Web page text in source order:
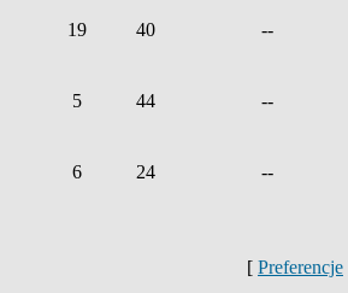
19 40 --
5 44 --
6 24 --
[ Preferencje